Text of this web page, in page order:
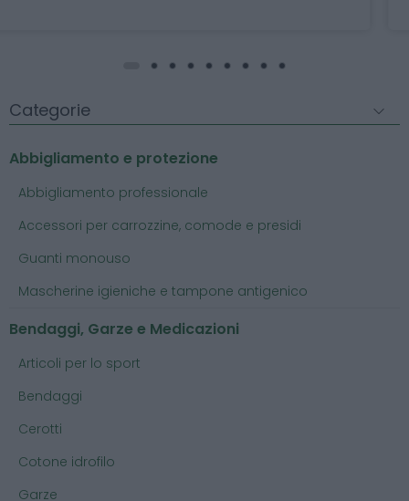
Categorie
Abbigliamento e protezione
Abbigliamento professionale
Accessori per carrozzine, comode e presidi
Guanti monouso
Mascherine igieniche e tampone antigenico
Bendaggi, Garze e Medicazioni
Articoli per lo sport
Bendaggi
Cerotti
Cotone idrofilo
Garze